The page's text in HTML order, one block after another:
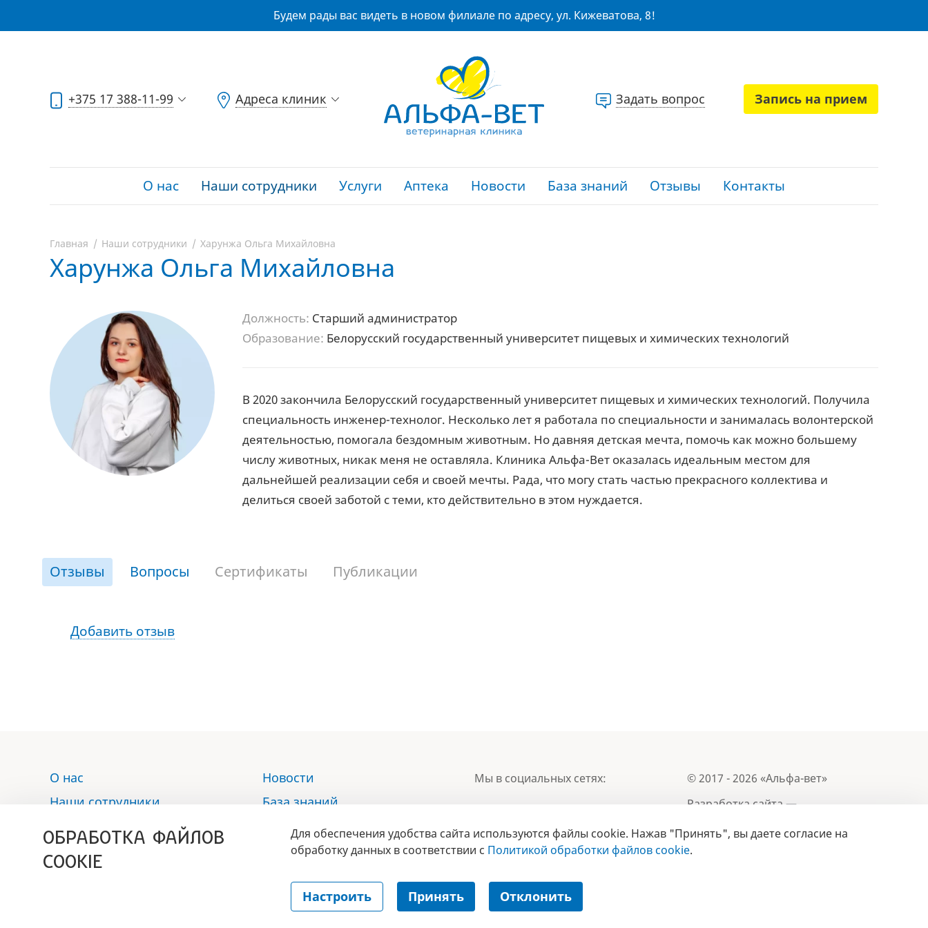
Будем рады вас видеть в новом филиале по адресу, ул. Кижеватова, 8!
+375 17 388-11-99 Адреса клиник Задать вопрос Запись на прием
О нас Наши сотрудники Услуги Аптека Новости База знаний Отзывы Контакты
Главная Наши сотрудники Харунжа Ольга Михайловна
Харунжа Ольга Михайловна
Должность: Старший администратор
Образование: Белорусский государственный университет пищевых и химических технологий
В 2020 закончила Белорусский государственный университет пищевых и химических технологий. Получила
специальность инженер-технолог. Несколько лет я работала по специальности и занималась волонтерской
деятельностью, помогала бездомным животным. Но давняя детская мечта, помочь как можно большему
числу животных, никак меня не оставляла. Клиника Альфа-Вет оказалась идеальным местом для
дальнейшей реализации себя и своей мечты. Рада, что могу стать частью прекрасного коллектива и
делиться своей заботой с теми, кто действительно в этом нуждается.
Отзывы Вопросы Сертификаты Публикации
Добавить отзыв
О нас
Наши сотрудники
Новости
База знаний
Отзывы
Контакты
Мы в социальных сетях:
БРЕНД
ГОДА 2017 - 2019
© 2017 - 2026 «Альфа-вет»
Разработка сайта —
Лицензия № 02150/1874, УНП 190845301
Информация, представленная на сайте, носит
ОБРАБОТКА ФАЙЛОВ
COOKIE
Для обеспечения удобства сайта используются файлы cookie. Нажав "Принять", вы даете согласие на
обработку данных в соответствии с Политикой обработки файлов cookie.
Настроить Принять Отклонить